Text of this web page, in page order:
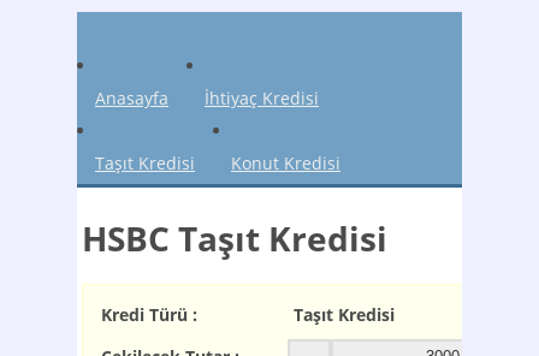
Anasayfa İhtiyaç Kredisi
Taşıt Kredisi Konut Kredisi
HSBC Taşıt Kredisi
Kredi Türü :
Taşıt Kredisi